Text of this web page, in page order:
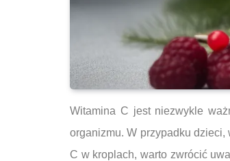
Witamina C jest niezwykle
organizmu. W przypadku
C w kroplach, warto zwrócić